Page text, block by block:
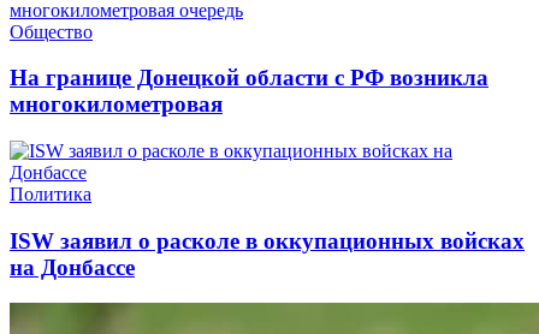
Общество
На границе Донецкой области с РФ возникла
многокилометровая
Политика
ISW заявил о расколе в оккупационных войсках
на Донбассе